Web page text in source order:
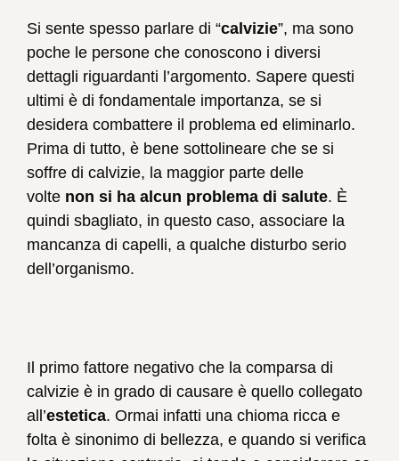
Si sente spesso parlare di “calvizie”, ma sono
poche le persone che conoscono i diversi
dettagli riguardanti l’argomento. Sapere questi
ultimi è di fondamentale importanza, se si
desidera combattere il problema ed eliminarlo.
Prima di tutto, è bene sottolineare che se si
soffre di calvizie, la maggior parte delle
volte non si ha alcun problema di salute. È
quindi sbagliato, in questo caso, associare la
mancanza di capelli, a qualche disturbo serio
dell’organismo.
Il primo fattore negativo che la comparsa di
calvizie è in grado di causare è quello collegato
all’estetica. Ormai infatti una chioma ricca e
folta è sinonimo di bellezza, e quando si verifica